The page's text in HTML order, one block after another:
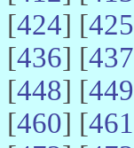
[424] [425
[436] [437
[448] [449
[460] [461